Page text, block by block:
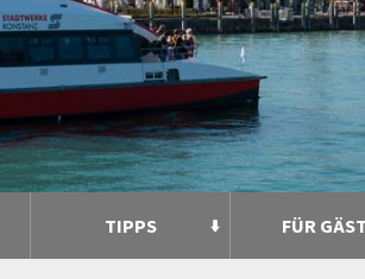
TIPPS FÜR